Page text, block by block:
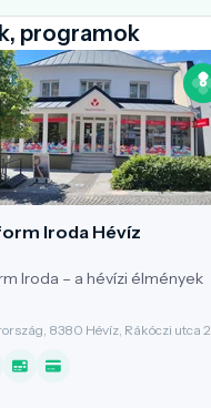
programok
Iroda Hévíz
Iroda – a hévízi élmények
8380 Hévíz, Rákóczi utca 2